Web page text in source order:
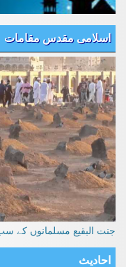
اسلامی مقدس مقامات
جنت البقیع مسلمانوں کے
احادیث